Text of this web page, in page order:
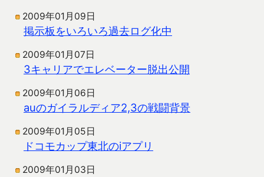
2009年01月09日
掲示板をいろいろ過去ログ化中
2009年01月07日
3キャリアでエレベーター脱出公開
2009年01月06日
auのガイラルディア2,3の戦闘背景
2009年01月05日
ドコモカップ東北のiアプリ
2009年01月03日